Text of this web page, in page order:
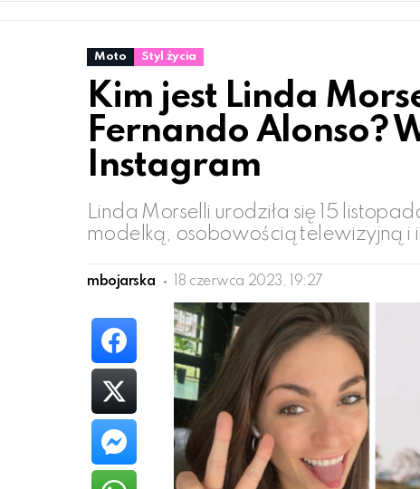
Moto Styl życia
Kim jest Linda
Fernando Alonso?
Instagram
Linda Morselli urodziła się 15
modelką, osobowością telewizyjną i
mbojarska 18 czerwca 2023, 19:27